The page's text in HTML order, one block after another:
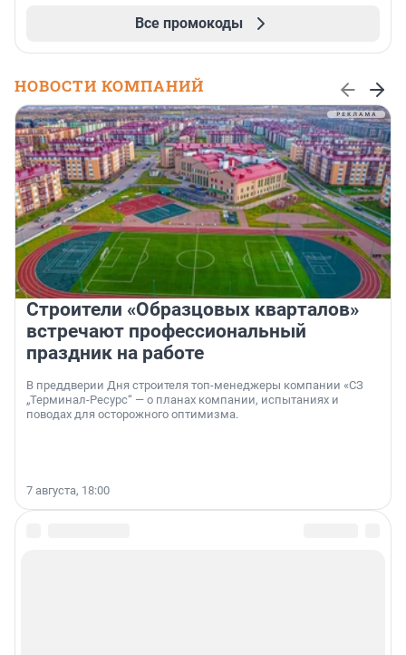
Все промокоды
НОВОСТИ КОМПАНИЙ
Строители «Образцовых кварталов»
встречают профессиональный
праздник на работе
В преддверии Дня строителя топ-менеджеры компании «СЗ
„Терминал-Ресурс“ — о планах компании, испытаниях и
поводах для осторожного оптимизма.
7 августа, 18:00